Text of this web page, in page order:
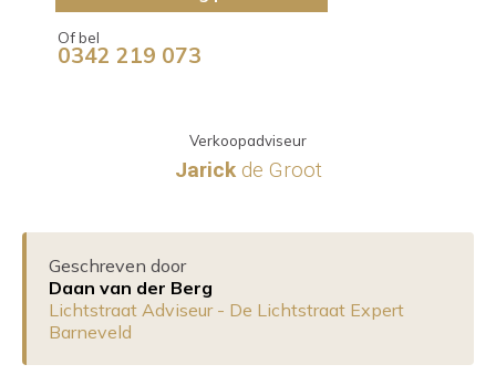
Of bel
0342 219 073
Verkoopadviseur
Jarick de Groot
Geschreven door
Daan van der Berg
Lichtstraat Adviseur - De Lichtstraat Expert
Barneveld